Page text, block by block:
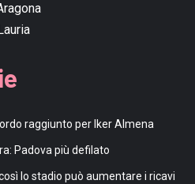
raggiunto per Iker Almena
Padova più defilato
lo stadio può aumentare i ricavi